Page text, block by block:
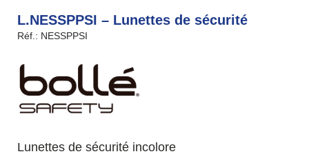
L.NESSPPSI – Lunettes de sécurité
Réf.: NESSPPSI
Lunettes de sécurité incolore